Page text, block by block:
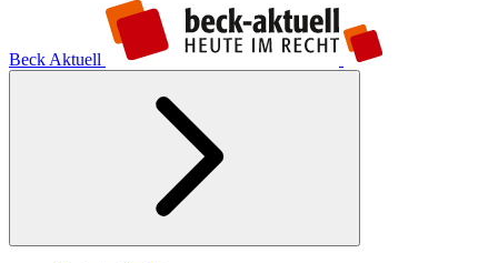
Beck Aktuell